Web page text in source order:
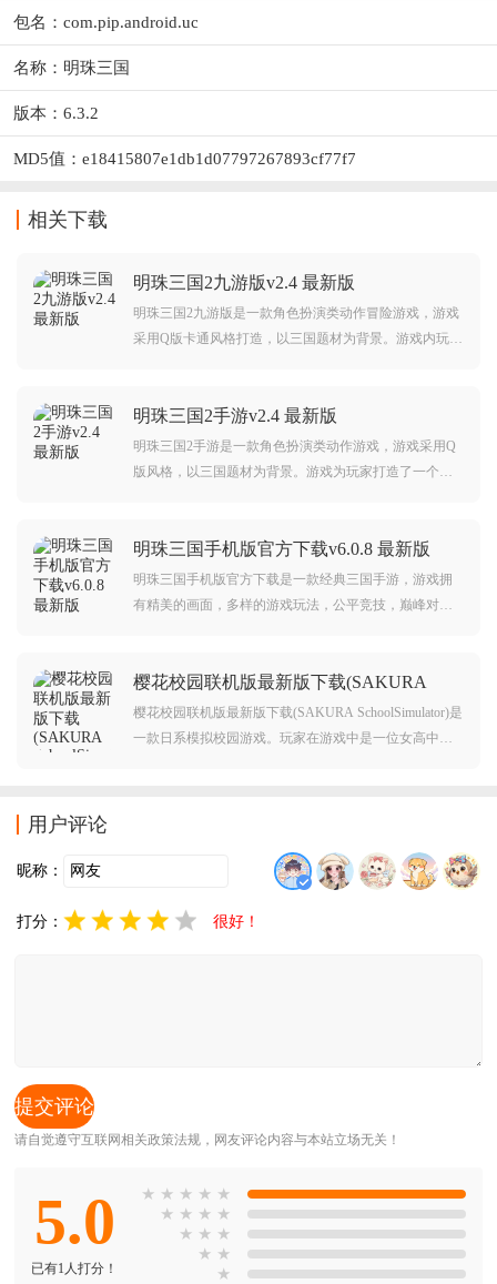
包名：com.pip.android.uc
名称：明珠三国
版本：6.3.2
MD5值：e18415807e1db1d07797267893cf77f7
相关下载
明珠三国2九游版v2.4 最新版
明珠三国2九游版是一款角色扮演类动作冒险游戏，游戏
采用Q版卡通风格打造，以三国题材为背景。游戏内玩家
以体验到非常丰富的游戏剧情。对此款游戏感兴趣的玩
家不要错过，赶紧点击下载开始游玩吧。
明珠三国2手游v2.4 最新版
明珠三国2手游是一款角色扮演类动作游戏，游戏采用Q
版风格，以三国题材为背景。游戏为玩家打造了一个庞
的玩家不要错过，赶紧点击下载开始游玩吧。
明珠三国手机版官方下载v6.0.8 最新版
明珠三国手机版官方下载是一款经典三国手游，游戏拥
有精美的画面，多样的游戏玩法，公平竞技，巅峰对
樱花校园联机版最新版下载(SAKURA
SchoolSimulator)v1.045.17 安卓版
樱花校园联机版最新版下载(SAKURA SchoolSimulator)是
一款日系模拟校园游戏。玩家在游戏中是一位女高中
用户评论
昵称：
打分： 很好！
请自觉遵守互联网相关政策法规，网友评论内容与本站立场无关！
5.0
已有1人打分！
★ ★ ★ ★ ★
★ ★ ★ ★
★ ★ ★
★ ★
★